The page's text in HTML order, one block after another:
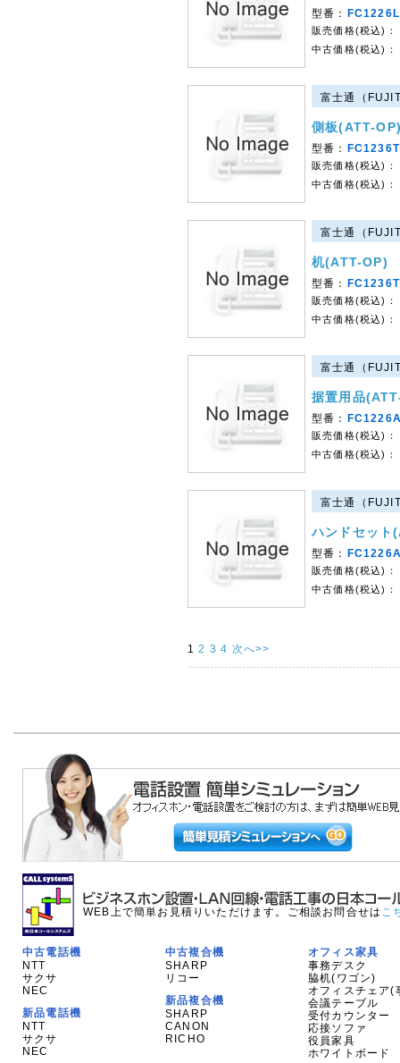
型番：
販売価格(税込)：
中古価格(税込)：
富士通（
側板(ATT-
型番：
販売価格(税込)：
中古価格(税込)：
富士通（
机(ATT-OP)
型番：
販売価格(税込)：
中古価格(税込)：
富士通（
据置用品
型番：
販売価格(税込)：
中古価格(税込)：
富士通（
ハンドセット
型番：
販売価格(税込)：
中古価格(税込)：
1 2 3 4 次へ>>
WEB上で簡単お見積りいただけます。ご相談お問合せは こ
中古電話機
NTT
サクサ
NEC
新品電話機
NTT
サクサ
NEC
中古複合機
SHARP
リコー
新品複合機
SHARP
CANON
RICHO
オフィス家具
事務デスク
脇机(ワゴン)
オフィスチェア(
会議テーブル
受付カウンター
応接ソファ
役員家具
ホワイトボード